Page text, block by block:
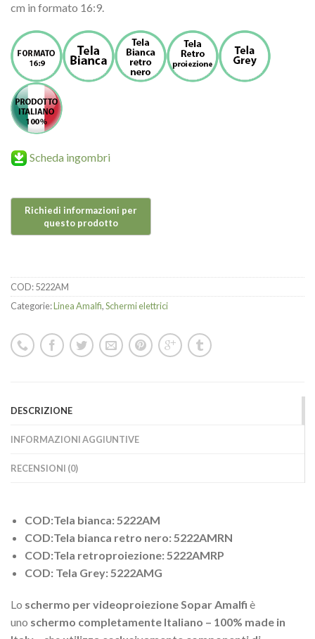
cm in formato 16:9.
Scheda ingombri
COD:5222AM
Categorie:Linea Amalfi,Schermi elettrici
DESCRIZIONE
INFORMAZIONI AGGIUNTIVE
RECENSIONI (0)
COD:Tela bianca: 5222AM
COD:Tela bianca retro nero: 5222AMRN
COD:Tela retroproiezione: 5222AMRP
COD: Tela Grey: 5222AMG
Lo schermo per videoproiezione Sopar Amalfi è
uno schermo completamente Italiano – 100% made in